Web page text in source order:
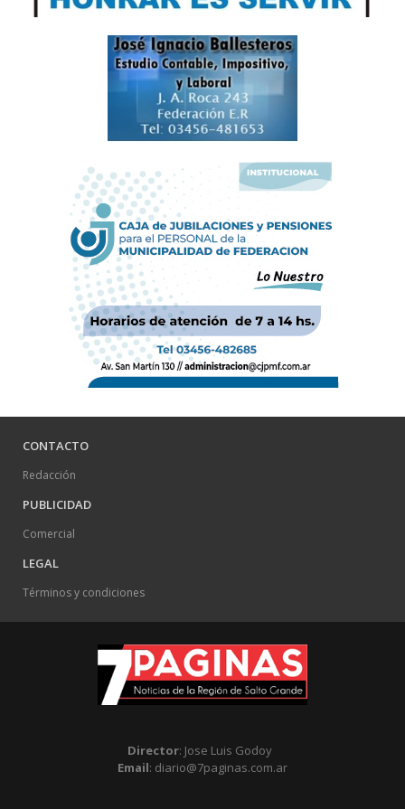
CONTACTO
Redacción
PUBLICIDAD
Comercial
LEGAL
Términos y condiciones
Director: Jose Luis Godoy
Email: diario@7paginas.com.ar